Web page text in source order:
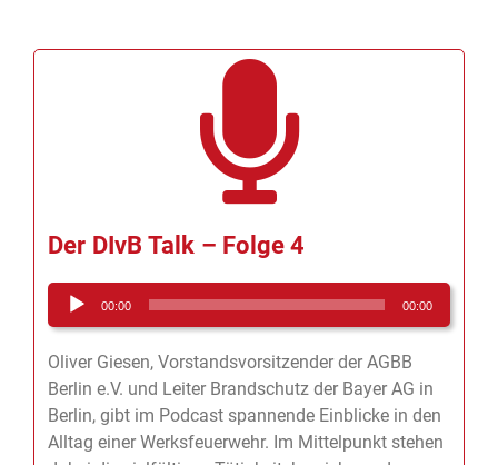
Der DIvB Talk – Folge 4
Audio-
Player
Oliver Giesen, Vorstandsvorsitzender der AGBB
Berlin e.V. und Leiter Brandschutz der Bayer AG in
Berlin, gibt im Podcast spannende Einblicke in den